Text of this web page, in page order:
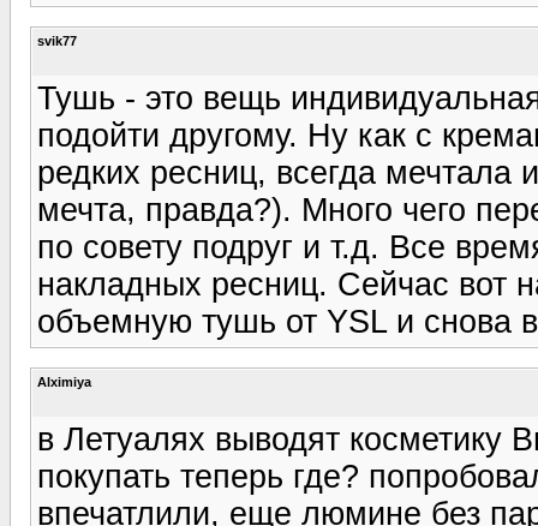
svik77
Тушь - это вещь
подойти другому. Ну как с
редких ресниц, всегда
мечта, правда?). Много чего
по совету подруг и т.д. Все
накладных ресниц. Сейчас вот
объемную тушь от YSL и снова
Alximiya
в Летуалях выводят косметику
покупать теперь где?
впечатлили, еще люмине без